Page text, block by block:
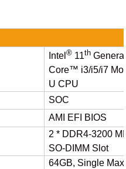
Intel® 11th
Core™ i3/i5/i7
U CPU
SOC
AMI EFI BIOS
2 * DDR4-3200
SO-DIMM Slot
64GB, Single